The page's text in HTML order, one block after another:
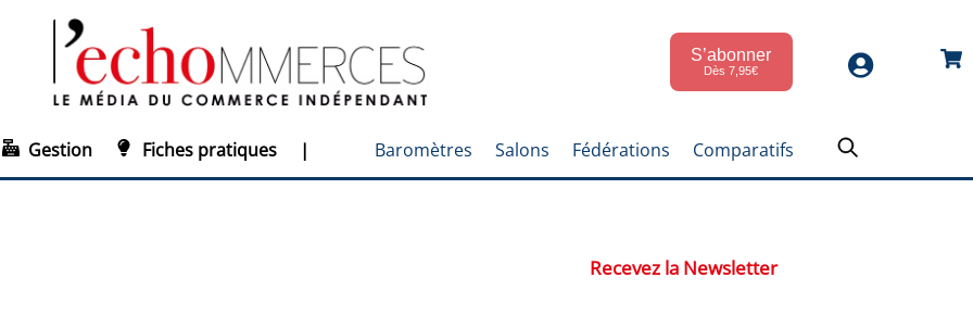
S’abonner
Dès 7,95€
Gestion Fiches pratiques | Baromètres Salons Fédérations Comparatifs
Recevez la Newsletter